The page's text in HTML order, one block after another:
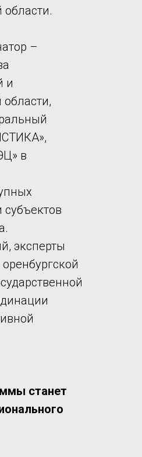
области.
–
и
в
эксперты
станет